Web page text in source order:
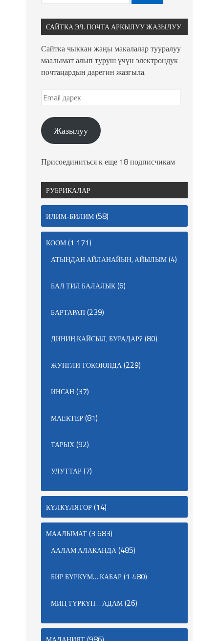
САЙТКА ЭЛ. ПОЧТА АРКЫЛУУ ЖАЗЫЛУУ
Сайтка чыккан жаңы макалалар тууралуу
маалымат алып туруш үчүн электрондук
почтаңардын дарегин жазгыла.
Жазылуу
Присоединиться к еще 18 подписчикам
РУБРИКАЛАР
ИЛИМ-БИЛИМ(58)
КООМ(1 171)
АТЫҢДАН АЙЛАНАЙЫН, АЙЫЛЫМ(4)
БАЛ ТИЛ БАЛАЛЫК(6)
БАРТАРАП(239)
ДИНИҢ КАЙСЫЛ, БУРАДАР? (80)
ЖУНГЛИ ТОКОЮНДА(229)
ИНСАН(37)
МАЕКТЕР(81)
ТАРЫХ(92)
УЛУТТАР(7)
КҮЛКҮЛЯТОР(14)
МААЛЫМАТ(3 683)
ААЛАМ АЛАКАНДА(485)
БИР БҮРКҮМ… КАБАР(1 480)
МИҢ ТҮРКҮН… АДАМ(26)